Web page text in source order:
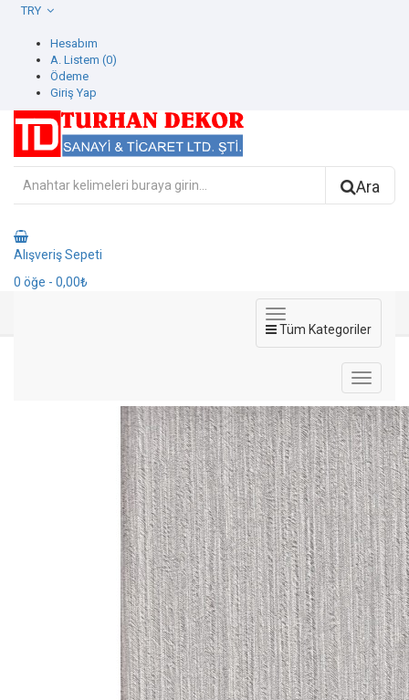
Hesabım
A. Listem (0)
Ödeme
Giriş Yap
Ara
Alışveriş Sepeti
0 öğe - 0,00₺
Tüm Kategoriler